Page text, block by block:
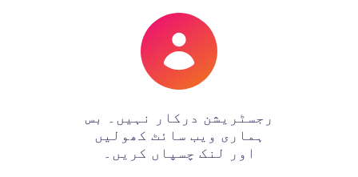
رجسٹریشن درکار نہیں۔ بس
ہماری ویب سائٹ کھولیں
اور لنک چسپاں کریں۔